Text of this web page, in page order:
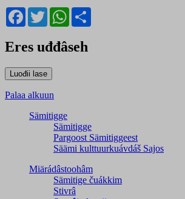
Facebook
TwitterWhatsApp
Eres uđđâseh
Palaa alkuun
Sämitigge
Sämitigge
Pargoost Sämitiggeest
Säämi kulttuurkuávdáš Sajos
Miärádâstoohâm
Sämitige čuákkim
Stivrâ